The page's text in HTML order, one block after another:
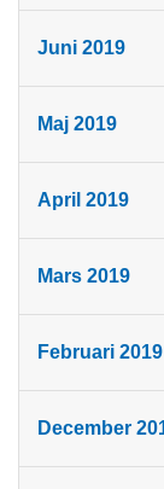
Juni 2019
Maj 2019
April 2019
Mars 2019
Februari 2019
December